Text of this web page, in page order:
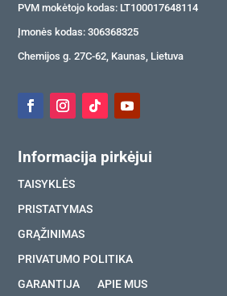
PVM mokėtojo kodas: LT100017648114
Įmonės kodas: 306368325
Chemijos g. 27C-62, Kaunas, Lietuva
Informacija pirkėjui
TAISYKLĖS
PRISTATYMAS
GRĄŽINIMAS
PRIVATUMO POLITIKA
GARANTIJA
APIE MUS